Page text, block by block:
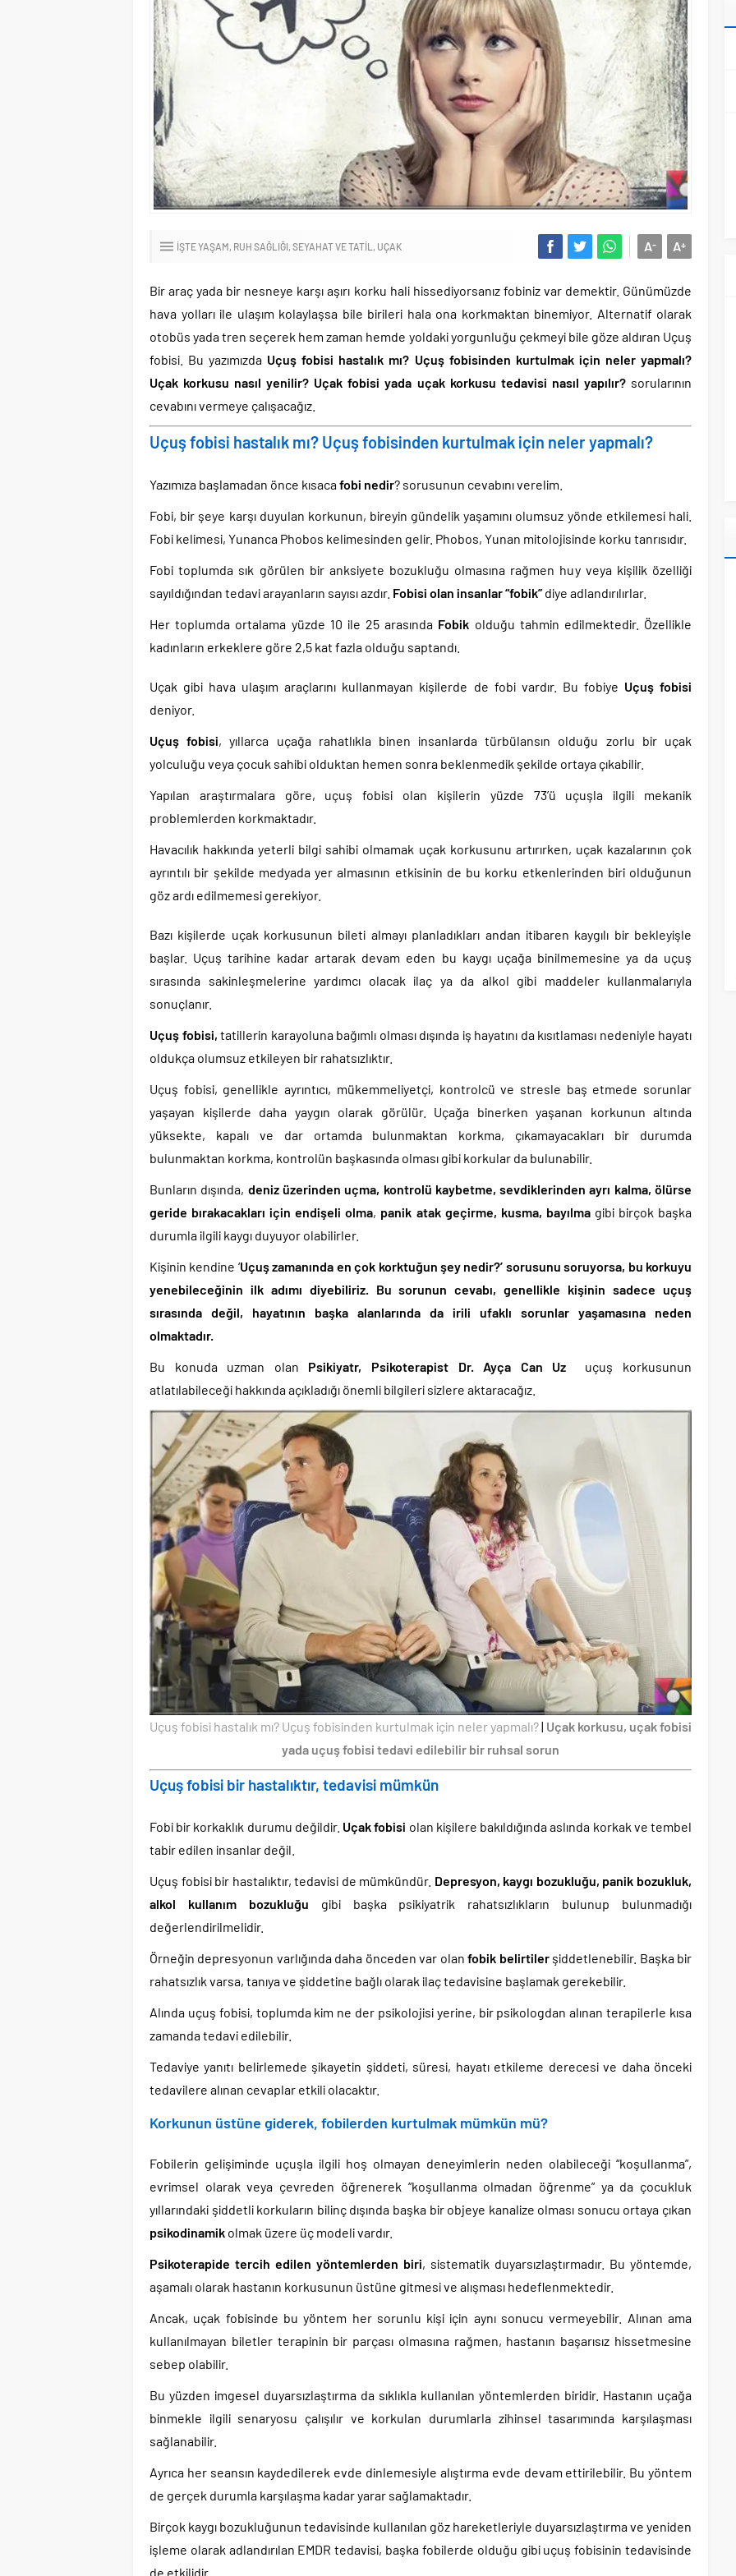
İŞTE YAŞAM RUH SAĞLIĞI SEYAHAT VE TATIL UÇAK A+
A-
Bir araç yada bir nesneye karşı aşırı korku hali hissediyorsanız fobiniz var demektir. Günümüzde
hava yolları ile ulaşım kolaylaşsa bile birileri hala ona korkmaktan binemiyor. Alternatif olarak
otobüs yada tren seçerek hem zaman hemde yoldaki yorgunluğu çekmeyi bile göze aldıran Uçuş
fobisi. Bu yazımızda Uçuş fobisi hastalık mı? Uçuş fobisinden kurtulmak için neler yapmalı?
Uçak korkusu nasıl yenilir? Uçak fobisi yada uçak korkusu tedavisi nasıl yapılır?sorularının
cevabını vermeye çalışacağız.
Uçuş fobisi hastalık mı? Uçuş fobisinden kurtulmak için neler yapmalı?
Yazımıza başlamadan önce kısacafobi nedir? sorusunun cevabını verelim.
Fobi, bir şeye karşı duyulan korkunun, bireyin gündelik yaşamını olumsuz yönde etkilemesi hali.
Fobi kelimesi, Yunanca Phobos kelimesinden gelir. Phobos, Yunan mitolojisinde korku tanrısıdır.
Fobi toplumda sık görülen bir anksiyete bozukluğu olmasına rağmen huy veya kişilik özelliği
sayıldığından tedavi arayanların sayısı azdır. Fobisi olan insanlar “fobik” diye adlandırılırlar.
Her toplumda ortalama yüzde 10 ile 25 arasında Fobik olduğu tahmin edilmektedir. Özellikle
kadınların erkeklere göre 2,5 kat fazla olduğu saptandı.
Uçak gibi hava ulaşım araçlarını kullanmayan kişilerde de fobi vardır. Bu fobiye Uçuş fobisi
deniyor.
Uçuş fobisi, yıllarca uçağa rahatlıkla binen insanlarda türbülansın olduğu zorlu bir uçak
yolculuğu veya çocuk sahibi olduktan hemen sonra beklenmedik şekilde ortaya çıkabilir.
Yapılan araştırmalara göre, uçuş fobisi olan kişilerin yüzde 73’ü uçuşla ilgili mekanik
problemlerden korkmaktadır.
Havacılık hakkında yeterli bilgi sahibi olmamak uçak korkusunu artırırken, uçak kazalarının çok
ayrıntılı bir şekilde medyada yer almasının etkisinin de bu korku etkenlerinden biri olduğunun
göz ardı edilmemesi gerekiyor.
Bazı kişilerde uçak korkusunun bileti almayı planladıkları andan itibaren kaygılı bir bekleyişle
başlar. Uçuş tarihine kadar artarak devam eden bu kaygı uçağa binilmemesine ya da uçuş
sırasında sakinleşmelerine yardımcı olacak ilaç ya da alkol gibi maddeler kullanmalarıyla
sonuçlanır.
Uçuş fobisi, tatillerin karayoluna bağımlı olması dışında iş hayatını da kısıtlaması nedeniyle hayatı
oldukça olumsuz etkileyen bir rahatsızlıktır.
Uçuş fobisi, genellikle ayrıntıcı, mükemmeliyetçi, kontrolcü ve stresle baş etmede sorunlar
yaşayan kişilerde daha yaygın olarak görülür. Uçağa binerken yaşanan korkunun altında
yüksekte, kapalı ve dar ortamda bulunmaktan korkma, çıkamayacakları bir durumda
bulunmaktan korkma, kontrolün başkasında olması gibi korkular da bulunabilir.
Bunların dışında, deniz üzerinden uçma, kontrolü kaybetme, sevdiklerinden ayrı kalma, ölürse
geride bırakacakları için endişeli olma, panik atak geçirme, kusma, bayılmagibi birçok başka
durumla ilgili kaygı duyuyor olabilirler.
Kişinin kendine ‘Uçuş zamanında en çok korktuğun şey nedir?’ sorusunu soruyorsa, bu korkuyu
yenebileceğinin ilk adımı diyebiliriz. Bu sorunun cevabı, genellikle kişinin sadece uçuş
sırasında değil, hayatının başka alanlarında da irili ufaklı sorunlar yaşamasına neden
olmaktadır.
Bu konuda uzman olan Psikiyatr, Psikoterapist Dr. Ayça Can Uz uçuş korkusunun
atlatılabileceği hakkında açıkladığı önemli bilgileri sizlere aktaracağız.
Uçuş fobisi hastalık mı? Uçuş fobisinden kurtulmak için neler yapmalı?| Uçak korkusu, uçak fobisi
yada uçuş fobisi tedavi edilebilir bir ruhsal sorun
Uçuş fobisi bir hastalıktır, tedavisi mümkün
Fobi bir korkaklık durumu değildir. Uçak fobisi olan kişilere bakıldığında aslında korkak ve tembel
tabir edilen insanlar değil.
Uçuş fobisi bir hastalıktır, tedavisi de mümkündür. Depresyon, kaygı bozukluğu, panik bozukluk,
alkol kullanım bozukluğu gibi başka psikiyatrik rahatsızlıkların bulunup bulunmadığı
değerlendirilmelidir.
Örneğin depresyonun varlığında daha önceden var olanfobik belirtilerşiddetlenebilir. Başka bir
rahatsızlık varsa, tanıya ve şiddetine bağlı olarak ilaç tedavisine başlamak gerekebilir.
Alında uçuş fobisi, toplumda kim ne der psikolojisi yerine, bir psikologdan alınan terapilerle kısa
zamanda tedavi edilebilir.
Tedaviye yanıtı belirlemede şikayetin şiddeti, süresi, hayatı etkileme derecesi ve daha önceki
tedavilere alınan cevaplar etkili olacaktır.
Korkunun üstüne giderek, fobilerden kurtulmak mümkün mü?
Fobilerin gelişiminde uçuşla ilgili hoş olmayan deneyimlerin neden olabileceği “koşullanma”,
evrimsel olarak veya çevreden öğrenerek “koşullanma olmadan öğrenme” ya da çocukluk
yıllarındaki şiddetli korkuların bilinç dışında başka bir objeye kanalize olması sonucu ortaya çıkan
psikodinamik olmak üzere üç modeli vardır.
Psikoterapide tercih edilen yöntemlerden biri, sistematik duyarsızlaştırmadır. Bu yöntemde,
aşamalı olarak hastanın korkusunun üstüne gitmesi ve alışması hedeflenmektedir.
Ancak, uçak fobisinde bu yöntem her sorunlu kişi için aynı sonucu vermeyebilir. Alınan ama
kullanılmayan biletler terapinin bir parçası olmasına rağmen, hastanın başarısız hissetmesine
sebep olabilir.
Bu yüzden imgesel duyarsızlaştırma da sıklıkla kullanılan yöntemlerden biridir. Hastanın uçağa
binmekle ilgili senaryosu çalışılır ve korkulan durumlarla zihinsel tasarımında karşılaşması
sağlanabilir.
Ayrıca her seansın kaydedilerek evde dinlemesiyle alıştırma evde devam ettirilebilir. Bu yöntem
de gerçek durumla karşılaşma kadar yarar sağlamaktadır.
Birçok kaygı bozukluğunun tedavisinde kullanılan göz hareketleriyle duyarsızlaştırma ve yeniden
işleme olarak adlandırılan EMDR tedavisi, başka fobilerde olduğu gibi uçuş fobisinin tedavisinde
de etkilidir.